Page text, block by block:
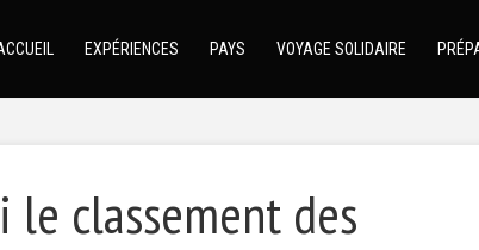
EXPÉRIENCES PAYS VOYAGE SOLIDAIRE
le classement des